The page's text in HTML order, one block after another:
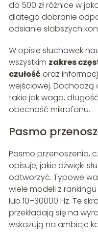
do 500 zł różnice w
dlatego dobranie
odsianie słabszych
W opisie słuchawek
wszystkim zakres
czułość oraz
wejściowej.
takie jak waga,
obecność mikrofonu.
Pasmo
Pasmo przenoszenia,
opisuje, jakie dźwięki
odtworzyć. Typowe
wiele modeli z
lub 10–30000 Hz. Te
przekładają się na
wskazują na ambicje